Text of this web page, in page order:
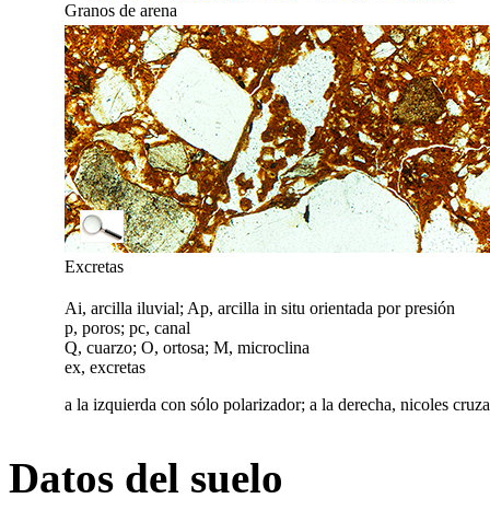
Granos de arena
Excretas
Ai, arcilla iluvial; Ap, arcilla in situ orientada por presión
p, poros; pc, canal
Q, cuarzo; O, ortosa; M, microclina
ex, excretas
a la izquierda con sólo polarizador; a la derecha, nicoles
Datos del suelo